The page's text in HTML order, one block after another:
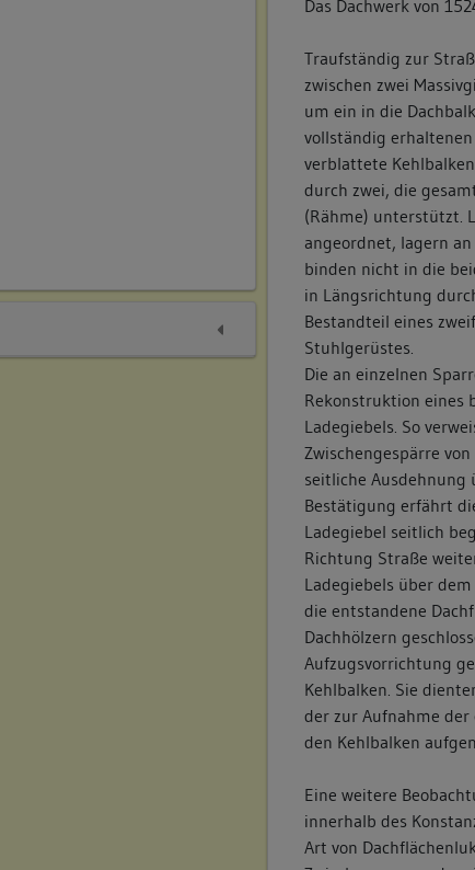
Das Dachwerk von
Traufständig zur
zwischen zwei
um ein in die
vollständig
verblattete
durch zwei, die
(Rähme) unterstützt.
angeordnet, lagern
binden nicht in die
in Längsrichtung
Bestandteil eines
Stuhlgerüstes.
Die an einzelnen
Rekonstruktion eines
Ladegiebels. So
Zwischengespärre
seitliche Ausdehnung
Bestätigung erfährt
Ladegiebel seitlich
Richtung Straße
Ladegiebels über
die entstandene
Dachhölzern
Aufzugsvorrichtung
Kehlbalken. Sie
der zur Aufnahme
den Kehlbalken
Eine weitere
innerhalb des
Art von